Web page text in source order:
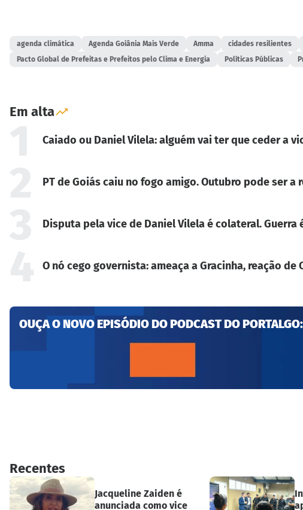
agenda climática Agenda Goiânia Mais Verde Amma cidades resilientes
Pacto Global de Prefeitas e Prefeitos pelo Clima e Energia
Políticas Públicas
Em alta
Caiado ou Daniel Vilela: alguém vai ter que ceder a
PT de Goiás caiu no fogo amigo. Outubro pode ser a
Disputa pela vice de Daniel Vilela é colateral. Guerra
O nó cego governista: ameaça a Gracinha, reação
OUÇA O NOVO EPISÓDIO DO PODCAST DO
Recentes
Jacqueline Zaiden é
anunciada como vice